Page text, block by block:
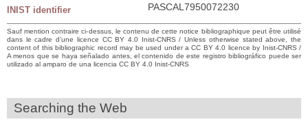
INIST identifier PASCAL7950072230
Sauf mention contraire ci-dessus, le contenu de cette notice bibliographique peut être utilisé
dans le cadre d’une licence CC BY 4.0 Inist-CNRS / Unless otherwise stated above, the
content of this bibliographic record may be used under a CC BY 4.0 licence by Inist-CNRS /
A menos que se haya señalado antes, el contenido de este registro bibliográfico puede ser
utilizado al amparo de una licencia CC BY 4.0 Inist-CNRS
Searching the Web